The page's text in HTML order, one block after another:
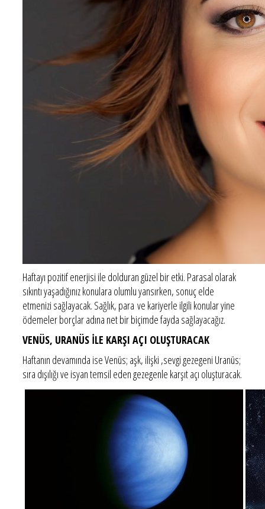
Haftayı pozitif enerjisi ile dolduran güzel bir etki. Parasal olarak
sıkıntı yaşadığınız konulara olumlu yansırken, sonuç elde
etmenizi sağlayacak. Sağlık, para ve kariyerle ilgili konular yine
ödemeler borçlar adına net bir biçimde fayda sağlayacağız.
VENÜS, URANÜS İLE KARŞI AÇI OLUŞTURACAK
Haftanın devamında ise Venüs; aşk, ilişki ,sevgi gezegeni Uranüs;
sıra dışılığı ve isyan temsil eden gezegenle karşıt açı oluşturacak.